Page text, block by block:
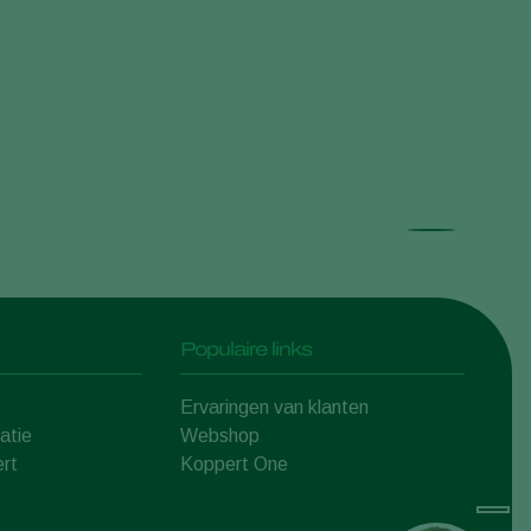
Populaire links
Ervaringen van klanten
Webshop
Koppert One